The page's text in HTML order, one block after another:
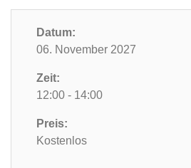
Datum:
06. November 2027
Zeit:
12:00 - 14:00
Preis:
Kostenlos